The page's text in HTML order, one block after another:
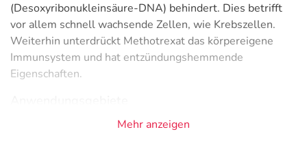
(Desoxyribonukleinsäure-DNA) behindert. Dies betrifft
vor allem schnell wachsende Zellen, wie Krebszellen.
Weiterhin unterdrückt Methotrexat das körpereigene
Immunsystem und hat entzündungshemmende
Eigenschaften.
- Schwere, aktive rheumatische Gelenkentzündung
Mehr anzeigen